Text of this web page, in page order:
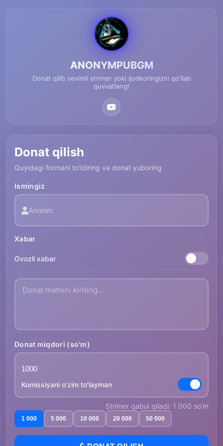
ANONYMPUBGM
Donat qilib sevimli strimer yoki ijodkoringizni qo'llab
quvvatlang!
Donat qilish
Quyidagi formani to'ldiring va donat yuboring
Ismingiz
Xabar
Ovozli xabar
Donat miqdori (so'm)
Komissiyani o'zim to'layman
Strimer qabul qiladi: 1 000 so'm
1 000 5 000 10 000 20 000 50 000